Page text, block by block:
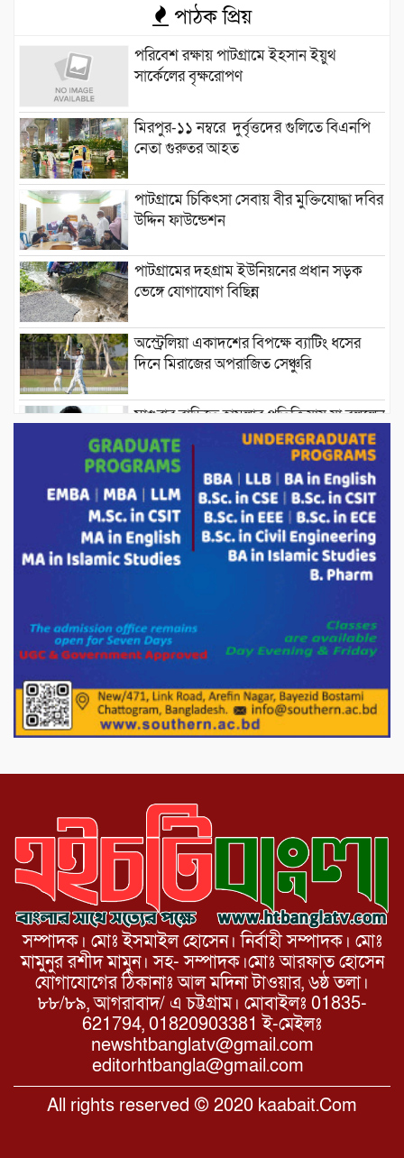
পাঠক প্রিয়
পরিবেশ রক্ষায় পাটগ্রামে ইহসান ইয়ুথ
সার্কেলের বৃক্ষরোপণ
মিরপুর-১১ নম্বরে দুর্বৃত্তদের গুলিতে বিএনপি
নেতা গুরুতর আহত
পাটগ্রামে চিকিৎসা সেবায় বীর মুক্তিযোদ্ধা দবির
উদ্দিন ফাউন্ডেশন
পাটগ্রামের দহগ্রাম ইউনিয়নের প্রধান সড়ক
ভেঙ্গে যোগাযোগ বিছিন্ন
অস্ট্রেলিয়া একাদশের বিপক্ষে ব্যাটিং ধসের
দিনে মিরাজের অপরাজিত সেঞ্চুরি
মাগুরার বাড়িতে হামলার প্রতিক্রিয়ায় যা বললেন
সাকিব।
দেশীয় পাঁচ প্রজাতির ছোট মাছে উদ্বেগজনক
মাত্রায় মাইক্রোপ্লাস্টিকের উপস্থিতি শনাক্ত ।
সরকারকে ব্যর্থ করতে দেশের বিরুদ্ধে একটি
দল চক্রান্ত চালিয়ে যাচ্ছে : রিজভী
দেশের বাজারে ভরিতে ১০ হাজার টাকা সোনার
দাম বাড়ানোর ঘোষণা।
ভারপ্রাপ্ত রাষ্ট্রপতি হাফিজ উদ্দিন আহমদের
সাথে এইচটি বাংলা অনলাইন পোর্টাল ও আইপি
সম্পাদক। মোঃ ইসমাইল হোসেন। নির্বাহী সম্পাদক। মোঃ
মামুনুর রশীদ মামুন। সহ- সম্পাদক।মোঃ আরফাত হোসেন
যোগাযোগের ঠিকানাঃ আল মদিনা টাওয়ার, ৬ষ্ঠ তলা।
৮৮/৮৯, আগরাবাদ/ এ চট্টগ্রাম। মোবাইলঃ 01835-
621794, 01820903381 ই-মেইলঃ
newshtbanglatv@gmail.com
editorhtbangla@gmail.com
All rights reserved © 2020 kaabait.Com